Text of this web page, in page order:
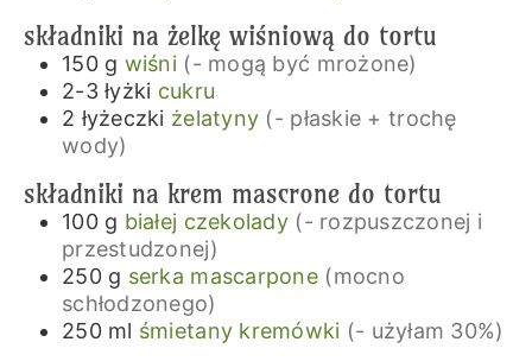
składniki na żelkę wiśniową do tortu
150 g wiśni (- mogą być mrożone)
2-3 łyżki cukru
2 łyżeczki żelatyny (- płaskie + trochę
wody)
składniki na krem mascrone do tortu
100 g białej czekolady (- rozpuszczonej i
przestudzonej)
250 g serka mascarpone (mocno
schłodzonego)
250 ml śmietany kremówki (- użyłam 30%)